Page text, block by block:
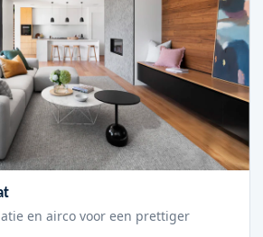
en airco voor een prettiger